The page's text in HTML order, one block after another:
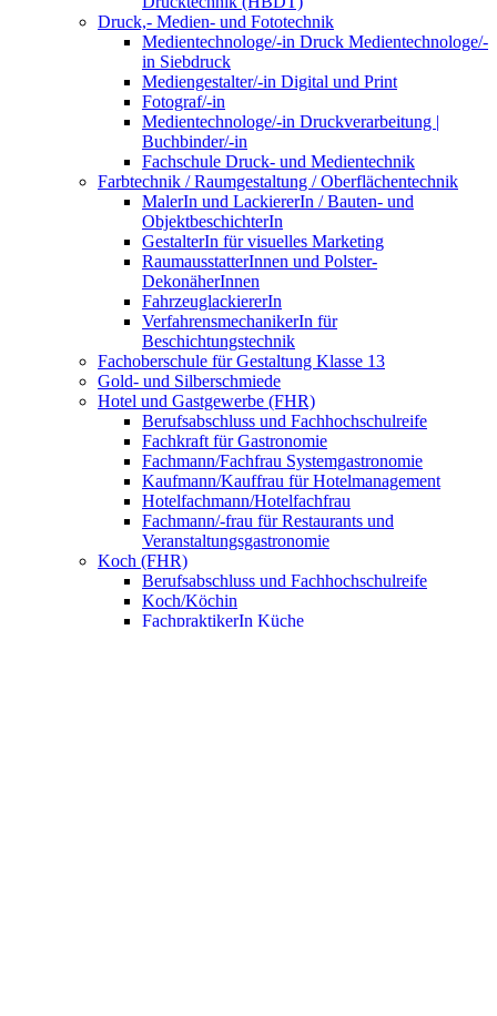
Druck,- Medien- und Fototechnik
Medientechnologe/-in Druck Medientechnologe/-
in Siebdruck
Mediengestalter/-in Digital und Print
Fotograf/-in
Medientechnologe/-in Druckverarbeitung |
Buchbinder/-in
Fachschule Druck- und Medientechnik
Farbtechnik / Raumgestaltung / Oberflächentechnik
MalerIn und LackiererIn / Bauten- und
ObjektbeschichterIn
GestalterIn für visuelles Marketing
RaumausstatterInnen und Polster-
DekonäherInnen
FahrzeuglackiererIn
VerfahrensmechanikerIn für
Beschichtungstechnik
Fachoberschule für Gestaltung Klasse 13
Gold- und Silberschmiede
Hotel und Gastgewerbe (FHR)
Berufsabschluss und Fachhochschulreife
Fachkraft für Gastronomie
Fachmann/Fachfrau Systemgastronomie
Kaufmann/Kauffrau für Hotelmanagement
Hotelfachmann/Hotelfachfrau
Fachmann/-frau für Restaurants und
Veranstaltungsgastronomie
Koch (FHR)
Berufsabschluss und Fachhochschulreife
Koch/Köchin
FachpraktikerIn Küche